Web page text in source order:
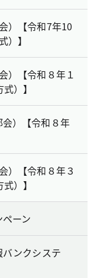
）【令和7年10
）】
）【令和８年１
）】
）【令和８年
）【令和８年３
）】
ーン
ンクシステ